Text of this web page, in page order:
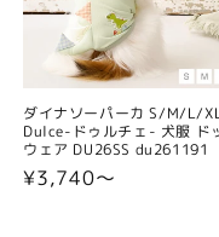
ダイナソーパーカ S/M/L/
Dulce-ドゥルチェ- 犬服 ド
ウェア DU26SS du261191
通
¥3,740〜